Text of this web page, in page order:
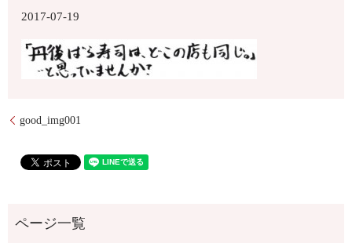
2017-07-19
good_img001